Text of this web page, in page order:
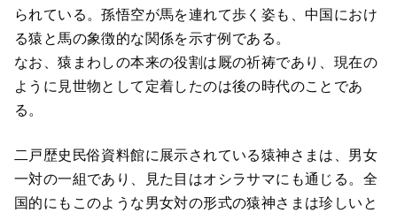
られている。孫悟空が馬を連れて歩く姿も、中国におけ
る猿と馬の象徴的な関係を示す例である。
なお、猿まわしの本来の役割は厩の祈祷であり、現在の
ように見世物として定着したのは後の時代のことであ
る。
二戸歴史民俗資料館に展示されている猿神さまは、男女
一対の一組であり、見た目はオシラサマにも通じる。全
国的にもこのような男女対の形式の猿神さまは珍しいと